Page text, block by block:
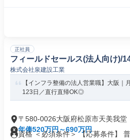
正社員
フィールドセールス(法人向け)/
株式会社泉建設工業
【インフラ整備の法人営業職】大阪｜
123日／直行直帰OK◎
〒580-0026大阪府松原市天美我堂
年俸520万円～690万円
資格 ＜必須条件＞ 【応募条件】